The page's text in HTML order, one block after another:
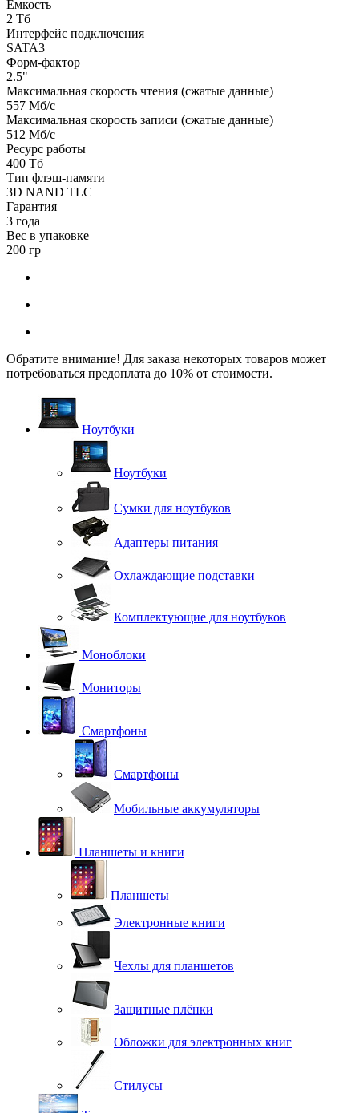
Емкость
2 Тб
Интерфейс подключения
SATA3
Форм-фактор
2.5"
Максимальная скорость чтения (сжатые данные)
557 Мб/с
Максимальная скорость записи (сжатые данные)
512 Мб/с
Ресурс работы
400 Тб
Тип флэш-памяти
3D NAND TLC
Гарантия
3 года
Вес в упаковке
200 гр
Обратите внимание! Для заказа некоторых товаров может
потребоваться предоплата до 10% от стоимости.
Ноутбуки
Ноутбуки
Сумки для ноутбуков
Адаптеры питания
Охлаждающие подставки
Комплектующие для ноутбуков
Моноблоки
Мониторы
Смартфоны
Смартфоны
Мобильные аккумуляторы
Планшеты и книги
Планшеты
Электронные книги
Чехлы для планшетов
Защитные плёнки
Обложки для электронных книг
Стилусы